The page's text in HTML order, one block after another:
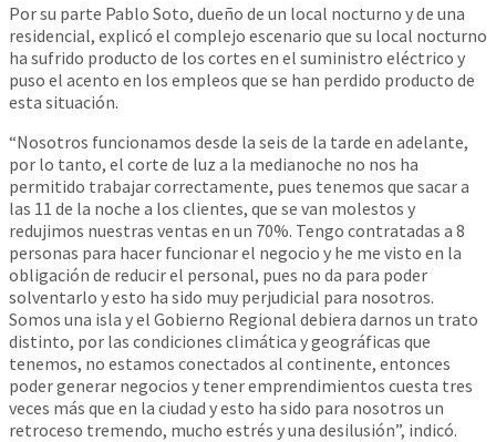
Por su parte Pablo Soto, dueño de un local nocturno y de una
residencial, explicó el complejo escenario que su local nocturno
ha sufrido producto de los cortes en el suministro eléctrico y
puso el acento en los empleos que se han perdido producto de
esta situación.
“Nosotros funcionamos desde la seis de la tarde en adelante,
por lo tanto, el corte de luz a la medianoche no nos ha
permitido trabajar correctamente, pues tenemos que sacar a
las 11 de la noche a los clientes, que se van molestos y
redujimos nuestras ventas en un 70%. Tengo contratadas a 8
personas para hacer funcionar el negocio y he me visto en la
obligación de reducir el personal, pues no da para poder
solventarlo y esto ha sido muy perjudicial para nosotros.
Somos una isla y el Gobierno Regional debiera darnos un trato
distinto, por las condiciones climática y geográficas que
tenemos, no estamos conectados al continente, entonces
poder generar negocios y tener emprendimientos cuesta tres
veces más que en la ciudad y esto ha sido para nosotros un
retroceso tremendo, mucho estrés y una desilusión”, indicó.